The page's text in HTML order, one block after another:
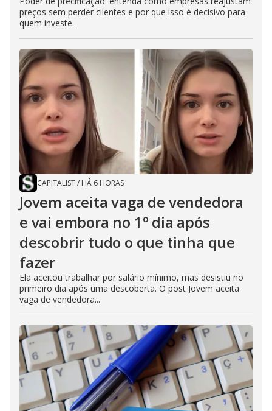
preços sem perder clientes e por que isso é decisivo para
quem investe.
CAPITALIST/ HÁ 6 HORAS
Jovem aceita vaga de vendedora
e vai embora no 1º dia após
descobrir tudo o que tinha que
fazer
Ela aceitou trabalhar por salário mínimo, mas desistiu no
primeiro dia após uma descoberta. O post Jovem aceita
vaga de vendedora...